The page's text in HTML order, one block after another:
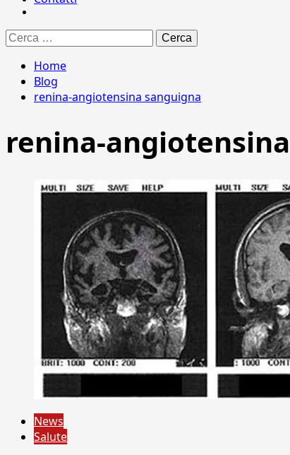
Ricerca
per:
Home
Blog
renina-angiotensina sanguigna
renina-
News
Salute